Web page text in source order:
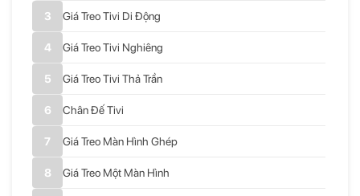
Giá Treo Tivi Di Động
Giá Treo Tivi Nghiêng
Giá Treo Tivi Thả Trần
Chân Đế Tivi
Giá Treo Màn Hình Ghép
Giá Treo Một Màn Hình